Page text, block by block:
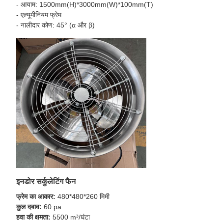
- आयाम: 1500mm(H)*3000mm(W)*100mm(T)
- एल्यूमीनियम फ्रेम
- नालीदार कोण: 45° (α और β)
इनडोर सर्कुलेटिंग फैन
फ्रेम का आकार: 480*480*260 मिमी
कुल दबाव: 60 pa
हवा की क्षमता: 5500 m³/घंटा